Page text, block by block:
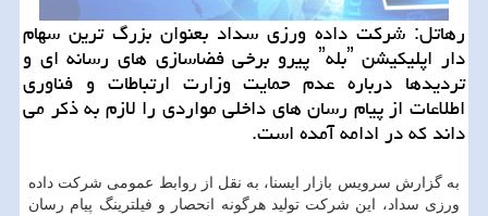
رهاتل: شركت داده ورزی سداد بعنوان بزرگ ترین سهام
دار اپلیكیشن ˮبلهˮ پیرو برخی فضاسازی های رسانه ای و
تردیدها درباره عدم حمایت وزارت ارتباطات و فناوری
اطلاعات از پیام رسان های داخلی مواردی را لازم به ذكر می
داند كه در ادامه آمده است.
به گزارش سرویس بازار ایسنا، به نقل از روابط عمومی شركت داده
ورزی سداد، این شركت تولید هرگونه انحصار و فیلترینگ پیام رسان